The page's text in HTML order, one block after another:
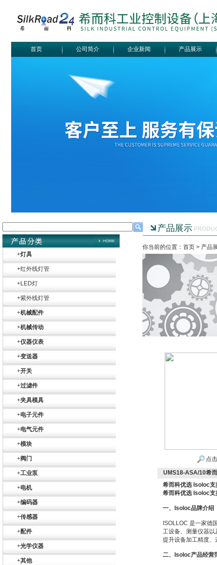
首页 公司简介 企业新闻 产品展示
+灯具
+红外线灯管
+LED灯
+紫外线灯管
+机械配件
+机械传动
+仪器仪表
+变送器
+开关
+过滤件
+夹具模具
+电子元件
+电气元件
+模块
+阀门
+工业泵
+电机
+编码器
+传感器
+配件
+光学仪器
+其他
Belimo SF24A-
MFT
产品展示
你当前的位置：首页 > 产品
点
UMS18-ASA/10希
希而科优选 Isoloc支
希而科优选 Isoloc支
一、 Isoloc品牌介绍
ISOLLOC 是一家德
工设备、测量仪器以
提升设备加工精度
二、 Isoloc产品经营